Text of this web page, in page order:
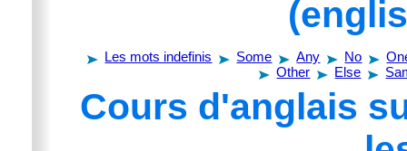
Les mots indefinis Some Any No
Other
Else
Cours d'anglais